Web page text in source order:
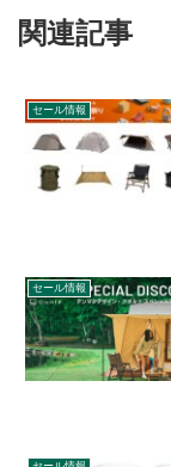
関連記事
セール情報
セール情報